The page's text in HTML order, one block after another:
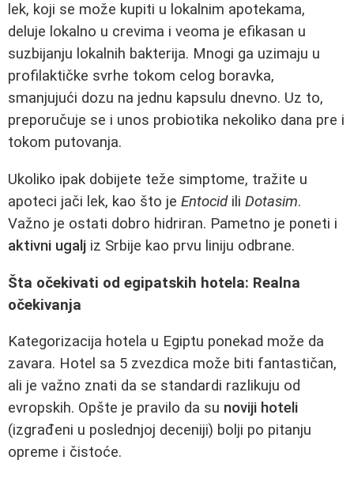
lek, koji se može kupiti u lokalnim apotekama,
deluje lokalno u crevima i veoma je efikasan u
suzbijanju lokalnih bakterija. Mnogi ga uzimaju u
profilaktičke svrhe tokom celog boravka,
smanjujući dozu na jednu kapsulu dnevno. Uz to,
preporučuje se i unos probiotika nekoliko dana pre i
tokom putovanja.
Ukoliko ipak dobijete teže simptome, tražite u
apoteci jači lek, kao što je Entocidili Dotasim.
Važno je ostati dobro hidriran. Pametno je poneti i
aktivni ugalj iz Srbije kao prvu liniju odbrane.
Šta očekivati od egipatskih hotela: Realna
očekivanja
Kategorizacija hotela u Egiptu ponekad može da
zavara. Hotel sa 5 zvezdica može biti fantastičan,
ali je važno znati da se standardi razlikuju od
evropskih. Opšte je pravilo da su noviji hoteli
(izgrađeni u poslednjoj deceniji) bolji po pitanju
opreme i čistoće.